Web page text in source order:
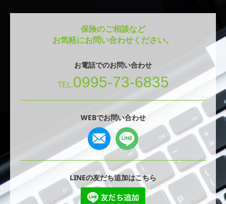
保険のご相談など
お気軽にお問い合わせください。
お電話でのお問い合わせ
TEL.0995-73-6835
WEBでお問い合わせ
LINEの友だち追加はこちら